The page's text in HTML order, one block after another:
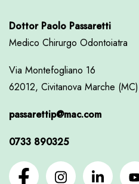
Dottor Paolo Passaretti
Medico Chirurgo Odontoiatra
Via Montefogliano 16
62012, Civitanova Marche (MC)
passarettip@mac.com
0733 890325